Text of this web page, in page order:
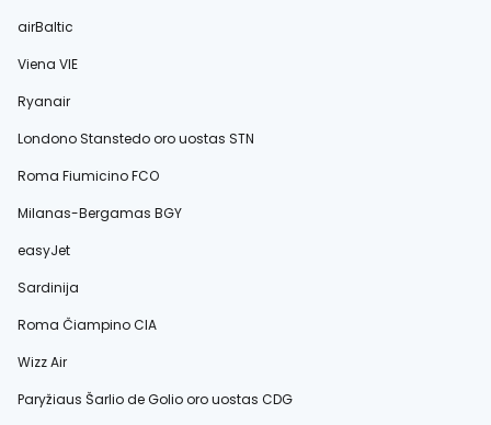
airBaltic
Viena VIE
Ryanair
Londono Stanstedo oro uostas STN
Roma Fiumicino FCO
Milanas-Bergamas BGY
easyJet
Sardinija
Roma Čiampino CIA
Wizz Air
Paryžiaus Šarlio de Golio oro uostas CDG